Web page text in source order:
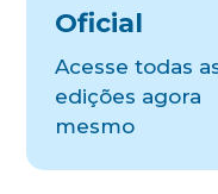
Oficial
Acesse todas
edições agora
mesmo